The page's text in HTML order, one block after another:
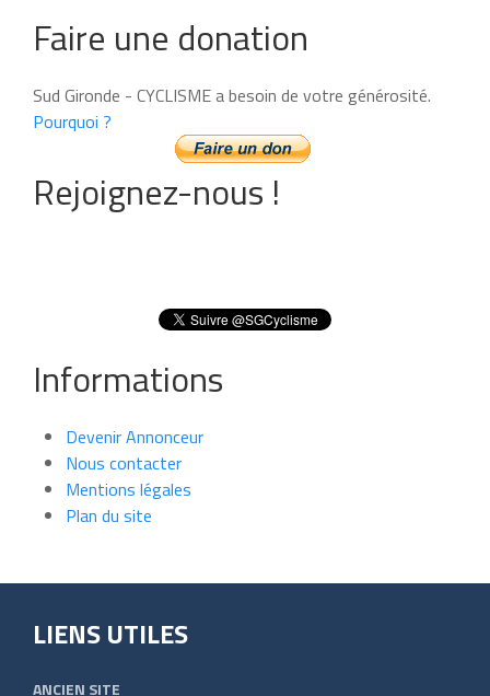
Faire une donation
Sud Gironde - CYCLISME a besoin de votre générosité.
Pourquoi ?
Rejoignez-nous !
Informations
Devenir Annonceur
Nous contacter
Mentions légales
Plan du site
LIENS UTILES
ANCIEN SITE